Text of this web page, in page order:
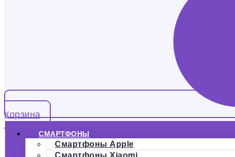
Корзина
СМАРТФОНЫ
Смартфоны Apple
Смартфоны Xiaomi